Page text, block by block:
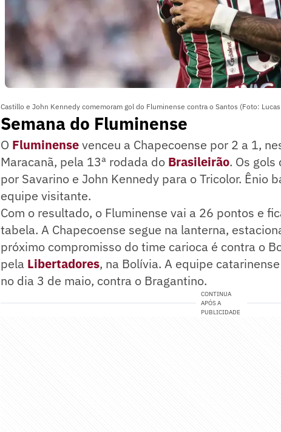
Castillo e John Kennedy comemoram gol do Fluminense contra o Santos (Foto:
Semana do Fluminense
O Fluminensevenceu a Chapecoense por 2 a 1,
Maracanã, pela 13ª rodada do Brasileirão. Os
por Savarino e John Kennedy para o Tricolor. Ênio
equipe visitante.
Com o resultado, o Fluminense vai a 26 pontos e
tabela. A Chapecoense segue na lanterna,
próximo compromisso do time carioca é contra o
pela Libertadores, na Bolívia. A equipe
no dia 3 de maio, contra o Bragantino.
CONTINUA
APÓS A
PUBLICIDADE